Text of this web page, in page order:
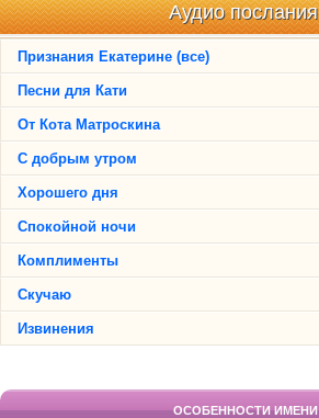
Аудио послания
Признания Екатерине (все)
Песни для Кати
От Кота Матроскина
С добрым утром
Хорошего дня
Спокойной ночи
Комплименты
Скучаю
Извинения
ОСОБЕННОСТИ ИМЕНИ